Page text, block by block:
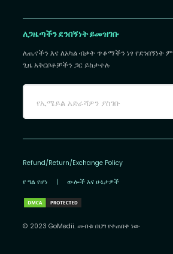
ለጋዜጣችን ደንበኝነት ይመዝገቡ
ለጤናችን እና ለአካል ብቃት ጥቆማችን ነፃ የደንበኝነት
ጊዜ አቅርቦቶቻችን ጋር ይከታተሉ
Refund/Return/Exchange Policy
የ ግል የሆነ | ውሎች እና ሁኔታዎች
© 2023 GoMedii. መብቱ በህግ የተጠበቀ ነው